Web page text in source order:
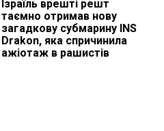
Ізраїль врешті решт
таємно отримав нову
загадкову субмарину INS
Drakon, яка спричинила
ажіотаж в рашистів